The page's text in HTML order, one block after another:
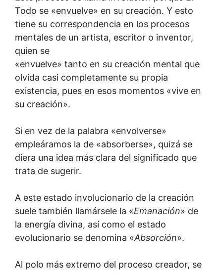
Todo se «envuelve» en su creación. Y esto
tiene su correspondencia en los procesos
mentales de un artista, escritor o inventor,
quien se
«envuelve» tanto en su creación mental que
olvida casi completamente su propia
existencia, pues en esos momentos «vive en
su creación».
Si en vez de la palabra «envolverse»
empleáramos la de «absorberse», quizá se
diera una idea más clara del significado que
trata de sugerir.
A este estado involucionario de la creación
suele también llamársele la «Emanación» de
la energía divina, así como el estado
evolucionario se denomina «Absorción».
Al polo más extremo del proceso creador, se